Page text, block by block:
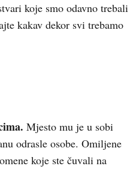
koje smo odavno trebali
kakav dekor svi trebamo
Mjesto mu je u sobi
odrasle osobe. Omiljene
koje ste čuvali na